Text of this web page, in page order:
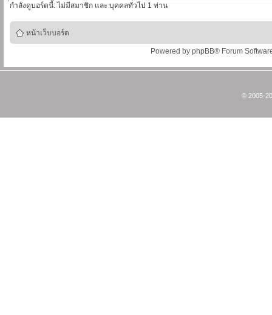
่กำลังดูบอร์ดนี้: ไม่มีสมาชิก และ บุคคลทั่วไป 1 ท่าน
หน้าเว็บบอร์ด
Powered by phpBB® Forum
© 2005-